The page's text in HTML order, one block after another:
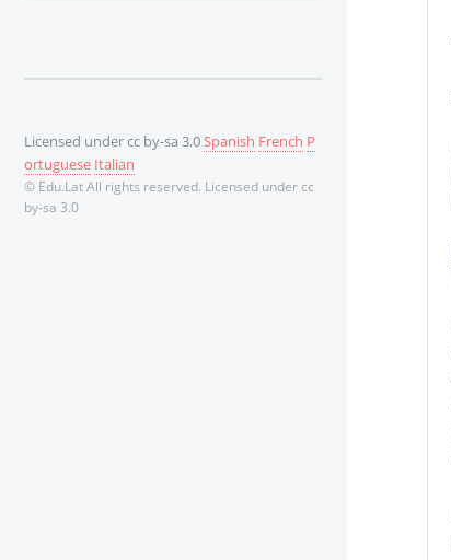
Licensed under cc by-sa 3.0Spanish French P
ortuguese Italian
© Edu.Lat All rights reserved. Licensed under cc
by-sa 3.0